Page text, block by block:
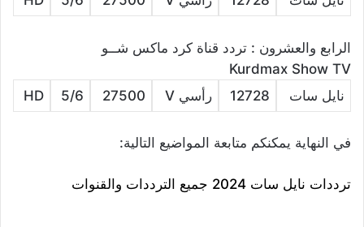
الرابع والعشرون : تردد قناة كرد ماكس شــو
Kurdmax Show TV
نايل سات
12728 رأسي V 27500
5/6
HD
في النهاية يمكنكم متابعة المواضيع التالية:
ترددات نايل سات 2024 جميع الترددات والقنوات